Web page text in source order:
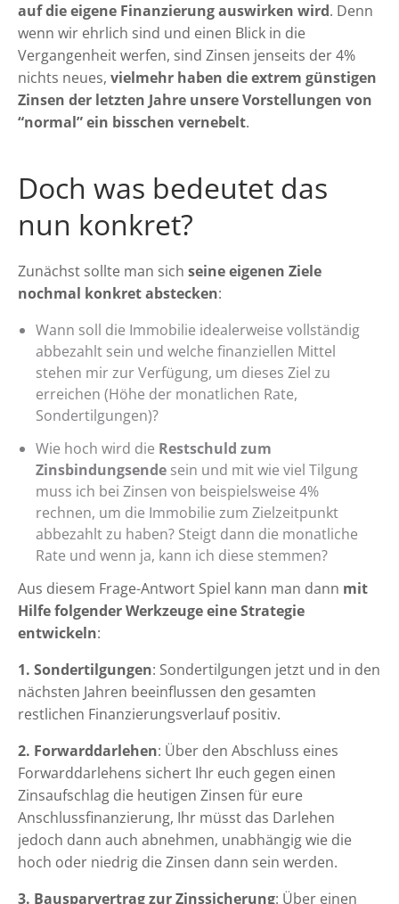
auf die eigene Finanzierung auswirken wird. Denn
wenn wir ehrlich sind und einen Blick in die
Vergangenheit werfen, sind Zinsen jenseits der 4%
nichts neues, vielmehr haben die extrem günstigen
Zinsen der letzten Jahre unsere Vorstellungen von
“normal” ein bisschen vernebelt.
Doch was bedeutet das
nun konkret?
Zunächst sollte man sich seine eigenen Ziele
nochmal konkret abstecken:
Wann soll die Immobilie idealerweise vollständig
abbezahlt sein und welche finanziellen Mittel
stehen mir zur Verfügung, um dieses Ziel zu
erreichen (Höhe der monatlichen Rate,
Sondertilgungen)?
Wie hoch wird die Restschuld zum
Zinsbindungsende sein und mit wie viel Tilgung
muss ich bei Zinsen von beispielsweise 4%
rechnen, um die Immobilie zum Zielzeitpunkt
abbezahlt zu haben? Steigt dann die monatliche
Rate und wenn ja, kann ich diese stemmen?
Aus diesem Frage-Antwort Spiel kann man dann mit
Hilfe folgender Werkzeuge eine Strategie
entwickeln:
1. Sondertilgungen: Sondertilgungen jetzt und in den
nächsten Jahren beeinflussen den gesamten
restlichen Finanzierungsverlauf positiv.
2. Forwarddarlehen: Über den Abschluss eines
Forwarddarlehens sichert Ihr euch gegen einen
Zinsaufschlag die heutigen Zinsen für eure
Anschlussfinanzierung, Ihr müsst das Darlehen
jedoch dann auch abnehmen, unabhängig wie die
hoch oder niedrig die Zinsen dann sein werden.
3. Bausparvertrag zur Zinssicherung: Über einen